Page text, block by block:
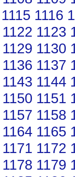
1115 1116
1122 1123
1129 1130
1136 1137
1143 1144
1150 1151
1157 1158
1164 1165
1171 1172
1178 1179